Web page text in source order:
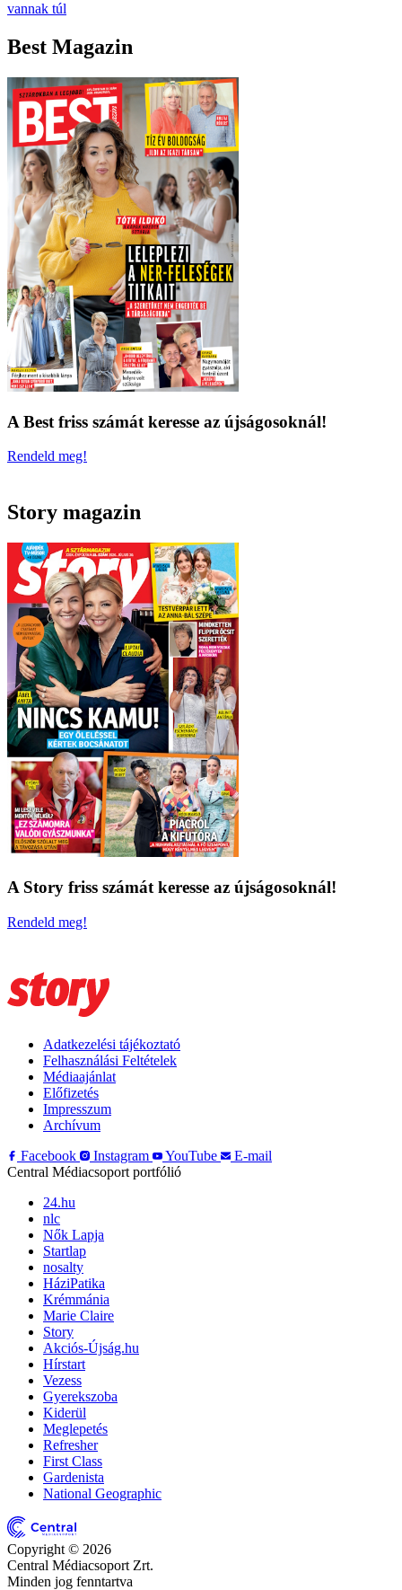
vannak túl
Best Magazin
A Best friss számát keresse az újságosoknál!
Rendeld meg!
Story magazin
A Story friss számát keresse az újságosoknál!
Rendeld meg!
Adatkezelési tájékoztató
Felhasználási Feltételek
Médiaajánlat
Előfizetés
Impresszum
Archívum
Facebook
Instagram YouTube
E-mail
Central Médiacsoport portfólió
24.hu
nlc
Nők Lapja
Startlap
nosalty
HáziPatika
Krémmánia
Marie Claire
Story
Akciós-Újság.hu
Hírstart
Vezess
Gyerekszoba
Kiderül
Meglepetés
Refresher
First Class
Gardenista
National Geographic
Copyright © 2026
Central Médiacsoport Zrt.
Minden jog fenntartva